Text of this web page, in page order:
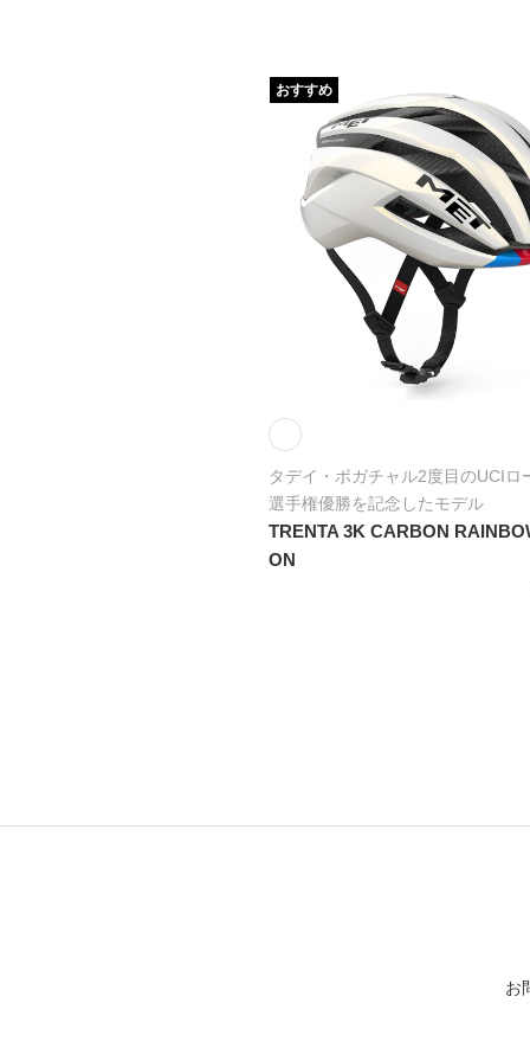
タデイ・ポガチャル2度目のUCIロ
選手権優勝を記念したモデル
TRENTA 3K CARBON
ON
おすすめ
お